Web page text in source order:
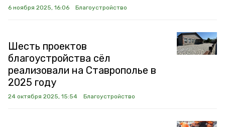
6 ноября 2025, 16:06 Благоустройство
Шесть проектов
благоустройства сёл
реализовали на Ставрополье в
2025 году
24 октября 2025, 15:54 Благоустройство